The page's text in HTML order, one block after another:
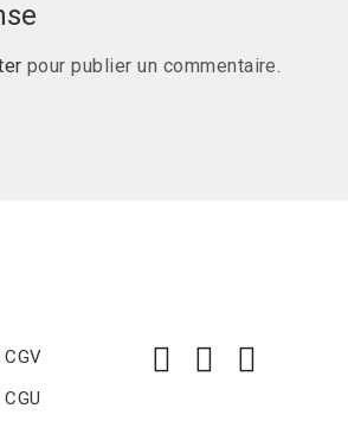
pour publier un commentaire.